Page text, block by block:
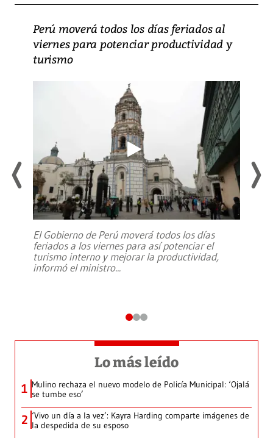
Perú moverá todos los días feriados al
viernes para potenciar productividad y
turismo
El Gobierno de Perú moverá todos los días
feriados a los viernes para así potenciar el
turismo interno y mejorar la productividad,
informó el ministro...
Lo más leído
1 Mulino rechaza el nuevo modelo de Policía Municipal: ‘Ojalá
se tumbe eso’
2 ‘Vivo un día a la vez’: Kayra Harding comparte imágenes de
la despedida de su esposo